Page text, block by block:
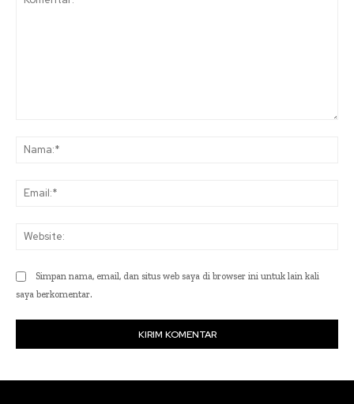
Simpan nama, email, dan situs web saya di browser ini untuk lain kali
saya berkomentar.